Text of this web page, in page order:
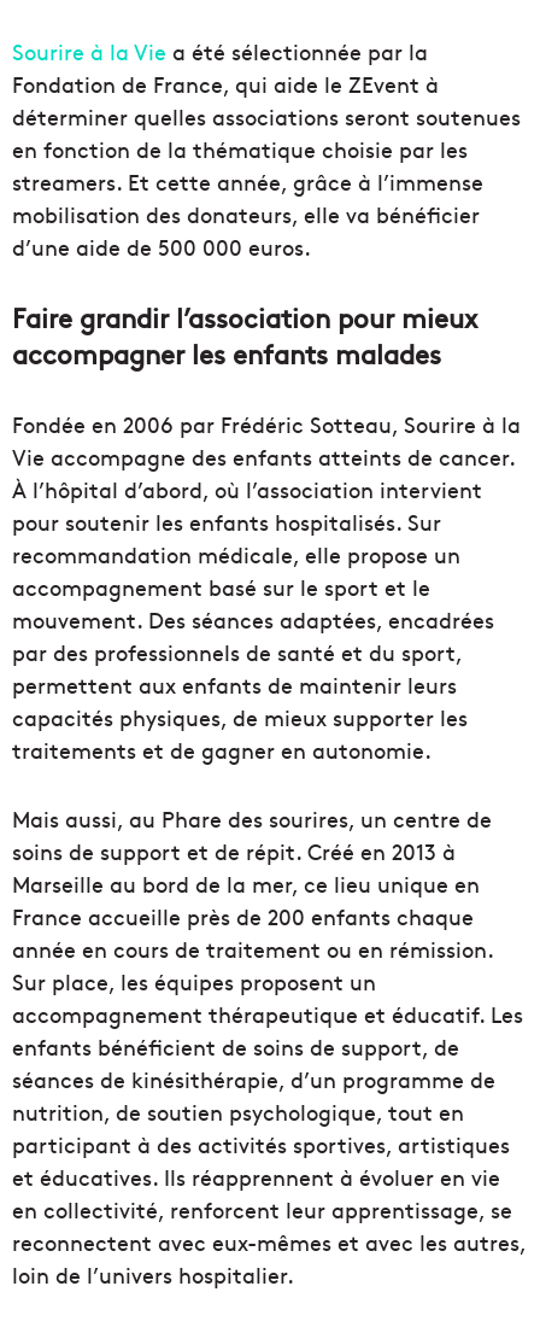
Sourire à la Vie a été sélectionnée par la
Fondation de France, qui aide le ZEvent à
déterminer quelles associations seront soutenues
en fonction de la thématique choisie par les
streamers. Et cette année, grâce à l’immense
mobilisation des donateurs, elle va bénéficier
d’une aide de 500 000 euros.
Faire grandir l’association pour mieux
accompagner les enfants malades
Fondée en 2006 par Frédéric Sotteau, Sourire à la
Vie accompagne des enfants atteints de cancer.
À l’hôpital d’abord, où l’association intervient
pour soutenir les enfants hospitalisés. Sur
recommandation médicale, elle propose un
accompagnement basé sur le sport et le
mouvement. Des séances adaptées, encadrées
par des professionnels de santé et du sport,
permettent aux enfants de maintenir leurs
capacités physiques, de mieux supporter les
traitements et de gagner en autonomie.
Mais aussi, au Phare des sourires, un centre de
soins de support et de répit. Créé en 2013 à
Marseille au bord de la mer, ce lieu unique en
France accueille près de 200 enfants chaque
année en cours de traitement ou en rémission.
Sur place, les équipes proposent un
accompagnement thérapeutique et éducatif. Les
enfants bénéficient de soins de support, de
séances de kinésithérapie, d’un programme de
nutrition, de soutien psychologique, tout en
participant à des activités sportives, artistiques
et éducatives. Ils réapprennent à évoluer en vie
en collectivité, renforcent leur apprentissage, se
reconnectent avec eux-mêmes et avec les autres,
loin de l’univers hospitalier.